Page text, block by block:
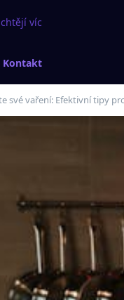
víc
Kontakt
své vaření: Efektivní tipy